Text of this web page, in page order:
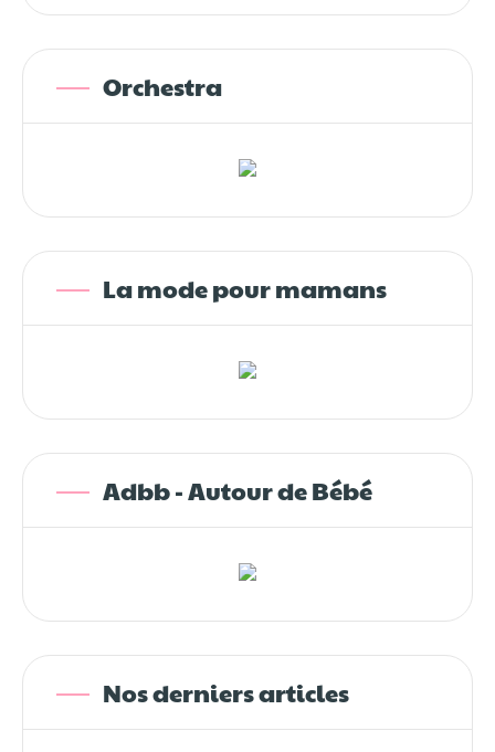
Orchestra
La mode pour mamans
Adbb - Autour de Bébé
Nos derniers articles